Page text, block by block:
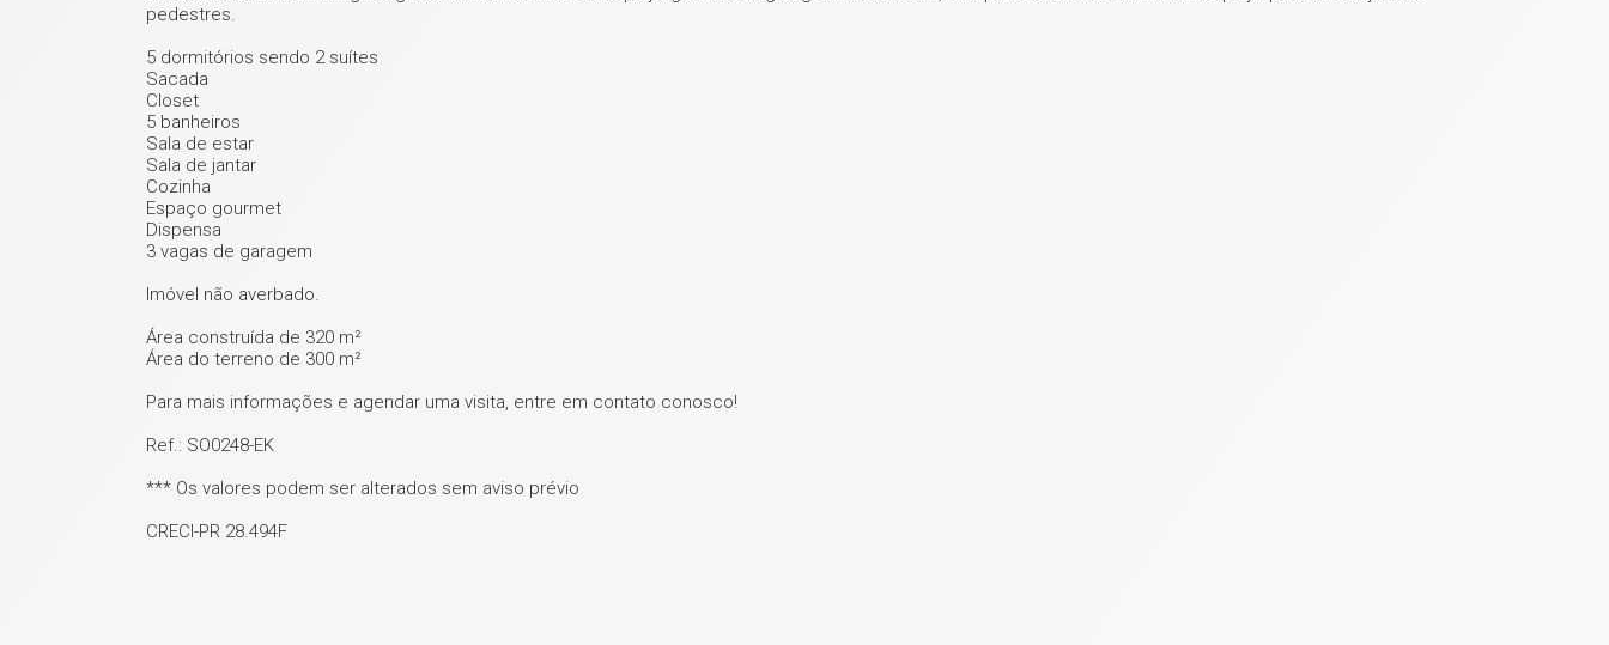
pedestres.
5 dormitórios sendo 2 suítes
Sacada
Closet
5 banheiros
Sala de estar
Sala de jantar
Cozinha
Espaço gourmet
Dispensa
3 vagas de garagem
Imóvel não averbado.
Área construída de 320 m²
Área do terreno de 300 m²
Para mais informações e agendar uma visita, entre em contato conosco!
Ref.: SO0248-EK
*** Os valores podem ser alterados sem aviso prévio
CRECI-PR 28.494F